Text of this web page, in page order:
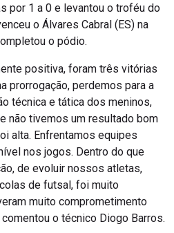
por 1 a 0 e levantou o troféu do
o Álvares Cabral (ES) na
o pódio.
positiva, foram três vitórias
prorrogação, perdemos para a
técnica e tática dos meninos,
não tivemos um resultado bom
alta. Enfrentamos equipes
nos jogos. Dentro do que
de evoluir nossos atletas,
de futsal, foi muito
muito comprometimento
o técnico Diogo Barros.